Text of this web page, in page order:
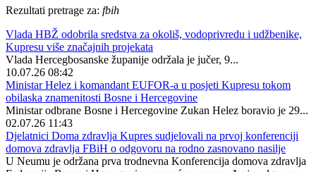
Rezultati pretrage za: fbih
Vlada HBŽ odobrila sredstva za okoliš, vodoprivredu i udžbenike,
Kupresu više značajnih projekata
Vlada Hercegbosanske županije održala je jučer, 9...
10.07.26 08:42
Ministar Helez i komandant EUFOR-a u posjeti Kupresu tokom
obilaska znamenitosti Bosne i Hercegovine
Ministar odbrane Bosne i Hercegovine Zukan Helez boravio je 29...
02.07.26 11:43
Djelatnici Doma zdravlja Kupres sudjelovali na prvoj konferenciji
domova zdravlja FBiH o odgovoru na rodno zasnovano nasilje
U Neumu je održana prva trodnevna Konferencija domova zdravlja